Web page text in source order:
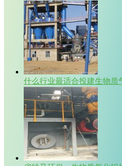
什么行业最适合投建生物质